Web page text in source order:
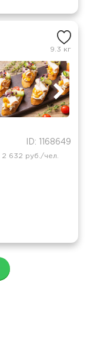
9.3 кг
ID: 1168649
2 632 руб./чел.